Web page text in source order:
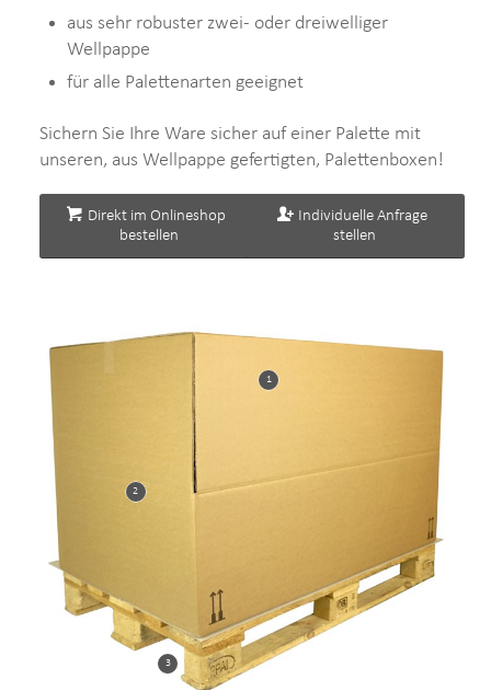
aus sehr robuster zwei- oder dreiwelliger
Wellpappe
für alle Palettenarten geeignet
Sichern Sie Ihre Ware sicher auf einer Palette mit
unseren, aus Wellpappe gefertigten, Palettenboxen!
Direkt im Onlineshop
bestellen
Individuelle Anfrage
stellen
1
2
3